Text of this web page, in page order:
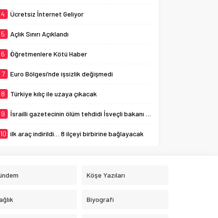
4 Ücretsiz İnternet Geliyor
5 Açlık Sınırı Açıklandı
6 Öğretmenlere Kötü Haber
7 Euro Bölgesi’nde işsizlik değişmedi
8 Türkiye kılıç ile uzaya çıkacak
9 İsrailli gazetecinin ölüm tehdidi İsveçli bakanı ağlattı
10 ilk araç indirildi… 8 ilçeyi birbirine bağlayacak
Köşe Yazıları
Biyografi